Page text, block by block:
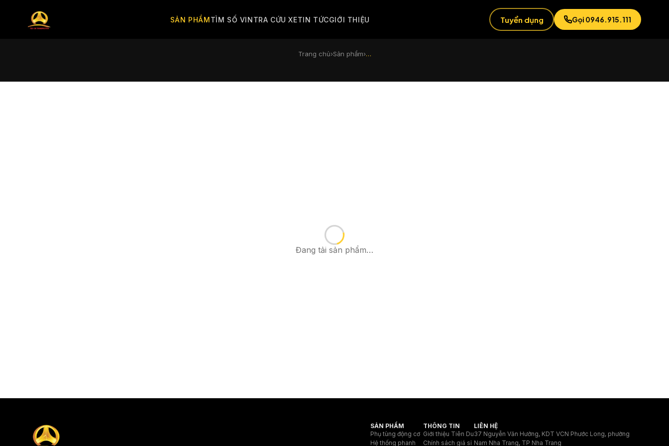
SẢN PHẨMTÌM SỐ VINTRA CỨU XETIN TỨCGIỚI THIỆU Tuyển dụng Gọi 0946.915.111
Trang chủ›Sản phẩm›…
Đang tải sản phẩm…
SẢN PHẨM
Phụ tùng động cơ
Hệ thống phanh
THÔNG TIN
Giới thiệu Tiên Du
Chính sách giá sỉ
LIÊN HỆ
37 Nguyễn Văn Hưởng, KDT VCN Phước Long, phường
Nam Nha Trang, TP Nha Trang